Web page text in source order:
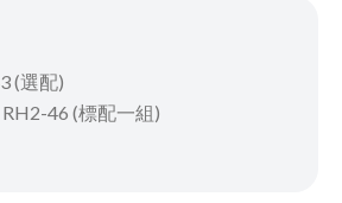
(選配)
RH2-46 (標配一組)